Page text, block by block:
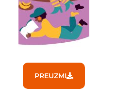
PREUZMI